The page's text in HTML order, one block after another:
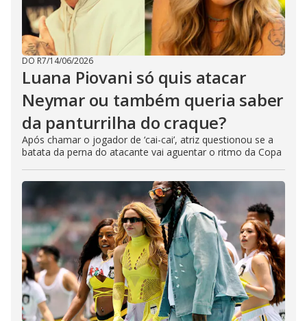
DO R7/14/06/2026
Luana Piovani só quis atacar
Neymar ou também queria saber
da panturrilha do craque?
Após chamar o jogador de ‘cai-cai’, atriz questionou se a
batata da perna do atacante vai aguentar o ritmo da Copa